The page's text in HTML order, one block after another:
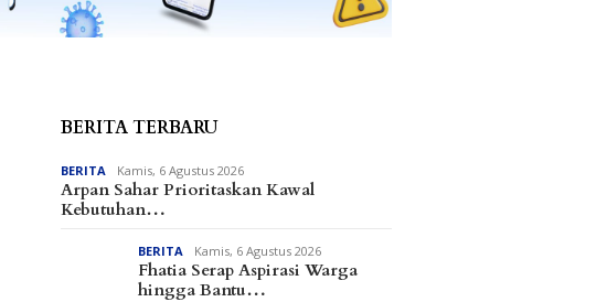
BERITA TERBARU
BERITA Kamis, 6 Agustus 2026
Arpan Sahar Prioritaskan Kawal
Kebutuhan…
BERITA Kamis, 6 Agustus 2026
Fhatia Serap Aspirasi Warga
hingga Bantu…